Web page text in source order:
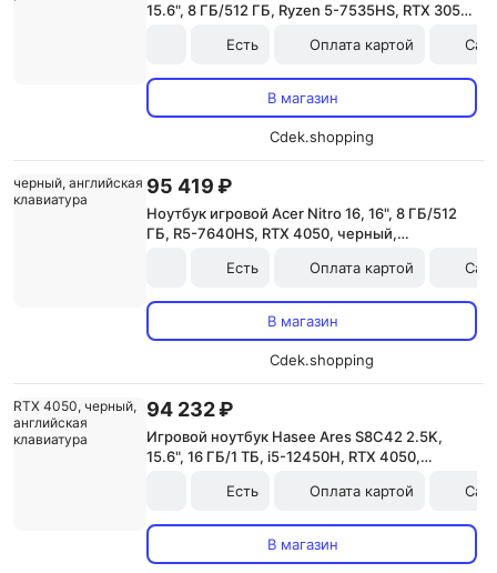
15.6", 8 ГБ/512 ГБ, Ryzen 5-7535HS, RTX 3050,
Есть
Оплата картой
В магазин
Cdek.shopping
95 419 ₽
Ноутбук игровой Acer Nitro 16, 16", 8 ГБ/512
ГБ, R5-7640HS, RTX 4050, черный,
Есть
Оплата картой
В магазин
Cdek.shopping
94 232 ₽
Игровой ноутбук Hasee Ares S8C42 2.5K,
15.6", 16 ГБ/1 ТБ, i5-12450H, RTX 4050,
Есть
Оплата картой
В магазин